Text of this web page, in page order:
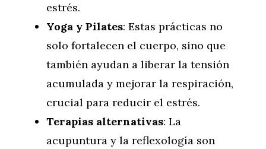
estrés.
Yoga y Pilates: Estas prácticas no
solo fortalecen el cuerpo, sino que
también ayudan a liberar la tensión
acumulada y mejorar la respiración,
crucial para reducir el estrés.
Terapias alternativas: La
acupuntura y la reflexología son